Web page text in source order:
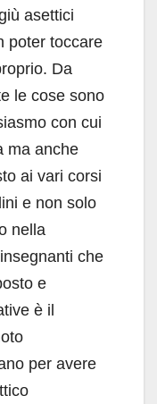
asettici
poter toccare
Da
le cose sono
con cui
ma anche
ai vari corsi
e non solo
nella
che
e
è il
per avere